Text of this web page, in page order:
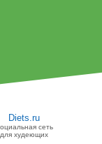
Diets.ru
сеть
для худеющих